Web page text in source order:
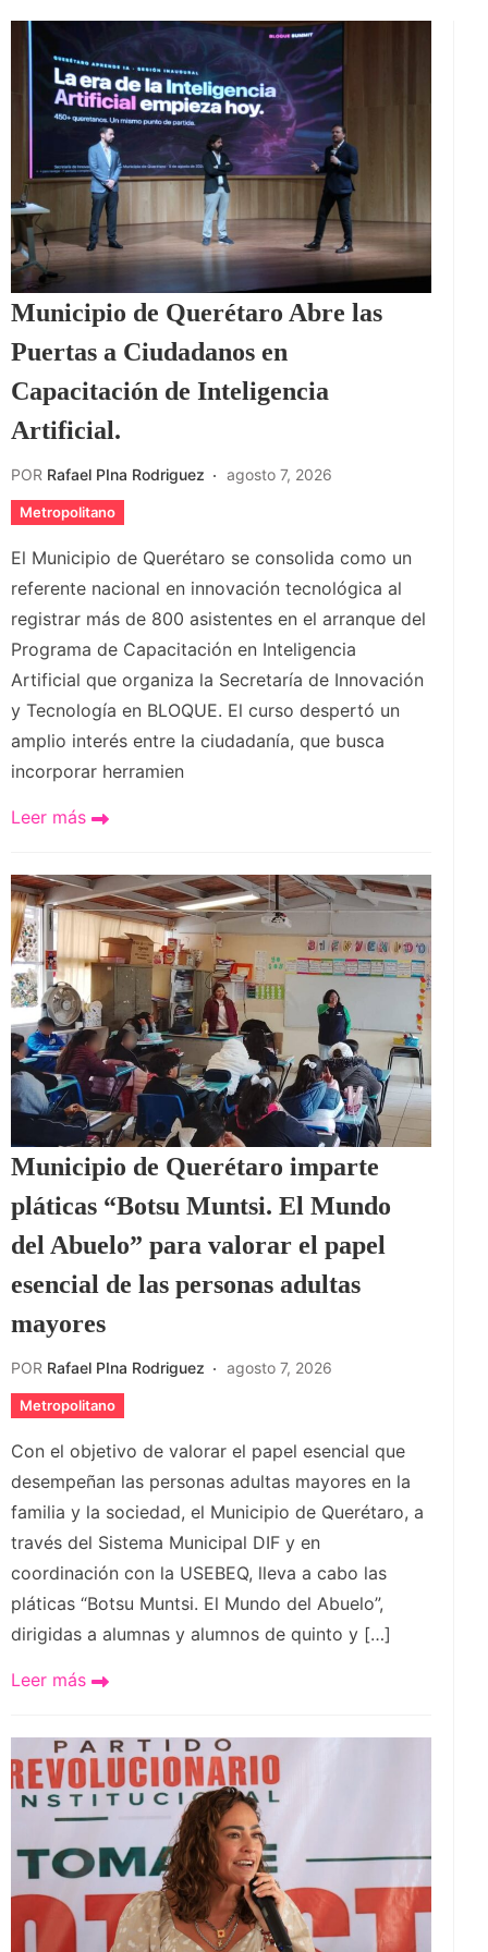
Municipio de Querétaro Abre las
Puertas a Ciudadanos en
Capacitación de Inteligencia
Artificial.
POR Rafael PIna Rodriguez agosto 7, 2026
Metropolitano
El Municipio de Querétaro se consolida como un
referente nacional en innovación tecnológica al
registrar más de 800 asistentes en el arranque del
Programa de Capacitación en Inteligencia
Artificial que organiza la Secretaría de Innovación
y Tecnología en BLOQUE. El curso despertó un
amplio interés entre la ciudadanía, que busca
incorporar herramien
Leer más
Municipio de Querétaro imparte
pláticas “Botsu Muntsi. El Mundo
del Abuelo” para valorar el papel
esencial de las personas adultas
mayores
POR Rafael PIna Rodriguez agosto 7, 2026
Metropolitano
Con el objetivo de valorar el papel esencial que
desempeñan las personas adultas mayores en la
familia y la sociedad, el Municipio de Querétaro, a
través del Sistema Municipal DIF y en
coordinación con la USEBEQ, lleva a cabo las
pláticas “Botsu Muntsi. El Mundo del Abuelo”,
dirigidas a alumnas y alumnos de quinto y […]
Leer más